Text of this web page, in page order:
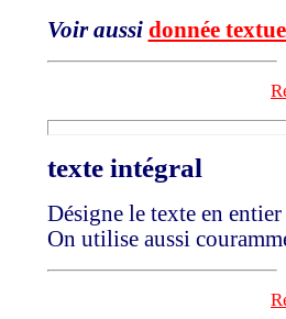
Voir aussi donnée
texte intégral
Désigne le texte en
On utilise aussi